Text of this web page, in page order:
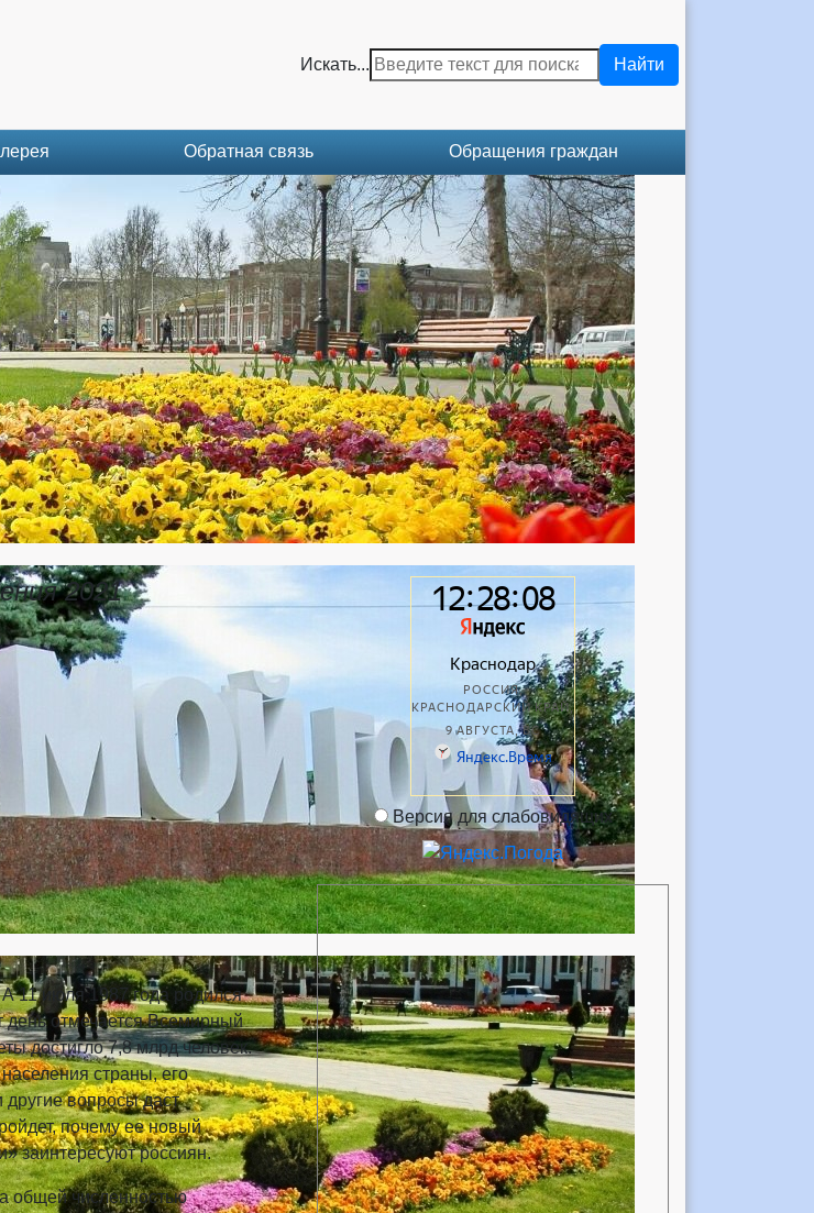
Искать... Найти
Обратная связь Обращения граждан
2021
11 июля 1987 года родился
отмечается Всемирный
достигло 7,8 млрд человек.
страны, его
другие вопросы даст
почему ее новый
заинтересуют россиян.
общей численностью
Версия для слабовидящих